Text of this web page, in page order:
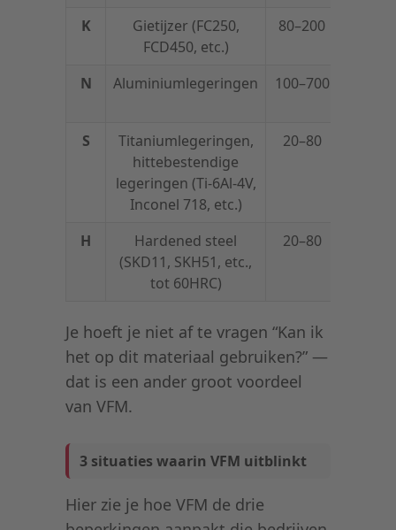
K
Gietijzer (FC250,
FCD450, etc.)
80–200
N
Aluminiumlegeringen 100–700
S
Titaniumlegeringen,
hittebestendige
legeringen (Ti-6Al-4V,
Inconel 718, etc.)
20–80
H
Hardened steel
(SKD11, SKH51, etc.,
tot 60HRC)
20–80
Je hoeft je niet af te vragen “Kan ik
het op dit materiaal gebruiken?” —
dat is een ander groot voordeel
van VFM.
3 situaties waarin VFM uitblinkt
Hier zie je hoe VFM de drie